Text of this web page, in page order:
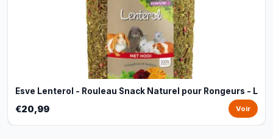
Esve Lenterol - Rouleau Snack Naturel pour Rongeurs - L
€20,99 Voir